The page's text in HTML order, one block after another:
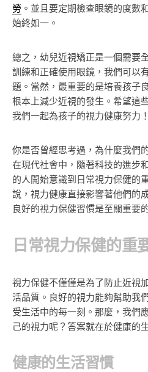
勞 。並且要定期檢查眼鏡的度數
始終如一。
總之，幼兒近視矯正是一個需要
訓練和正確使用眼鏡，我們可以
題。當然，最重要的是培養孩子
根本上減少近視的發生。希望這
我們一起為孩子的視力健康努力！
你是否曾經思考過，為什麼我們
在現代社會中，隨著科技的進步
的人開始意識到日常視力保健的
說，視力健康直接影響著他們的
良好的視力保健習慣是至關重要
日常視力保健的重
視力保健不僅僅是為了防止近視
活品質。良好的視力能夠幫助我
受生活中的每一刻。那麼，我們
己的視力呢？答案就在於健康的
健康的生活習慣